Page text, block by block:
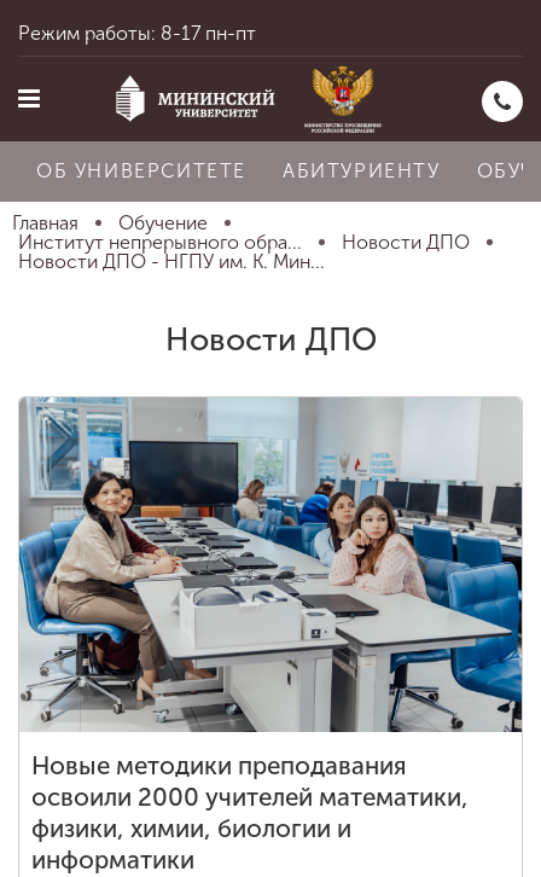
Абитуриенту
Обучение
Наука
Международная
деятельность
Другие виды
деятельности
Режим работы: 8-17 пн-пт
ОБ УНИВЕРСИТЕТЕ АБИТУРИЕНТУ
Главная
Обучение
Институт непрерывного обра...
Новости ДПО
Новости ДПО - НГПУ им. К. Мин...
Новости ДПО
Новые методики преподавания
освоили 2000 учителей математики,
физики, химии, биологии и
информатики